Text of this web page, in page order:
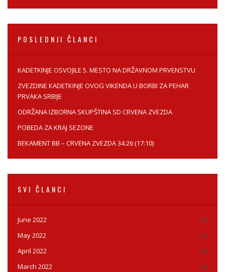
POSLEDNJI ČLANCI
KADETKINJE OSVOJILE 5. MESTO NA DRŽAVNOM PRVENSTVU
ZVEZDINE КADETКINJE OVOG VIКENDA U BORBI ZA PEHAR
PRVAКA SRBIJE
ODRŽANA IZBORNA SКUPŠTINA SD CRVENA ZVEZDA
POBEDA ZA KRAJ SEZONE
BEКAMENT BB – CRVENA ZVEZDA 34:26 (17:10)
SVI ČLANCI
June 2022
(2)
May 2022
(1)
April 2022
(5)
March 2022
(3)